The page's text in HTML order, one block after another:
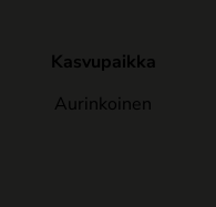
Kasvupaikka
Aurinkoinen